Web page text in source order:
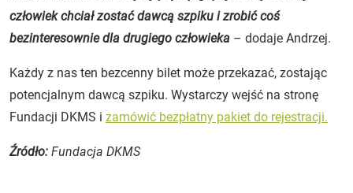
człowiek chciał zostać dawcą szpiku i zrobić coś
bezinteresownie dla drugiego człowieka – dodaje Andrzej.
Każdy z nas ten bezcenny bilet może przekazać, zostając
potencjalnym dawcą szpiku. Wystarczy wejść na stronę
Fundacji DKMS i zamówić bezpłatny pakiet do rejestracji.
Źródło: Fundacja DKMS